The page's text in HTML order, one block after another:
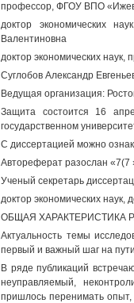
профессор, ФГОУ ВПО
доктор экономических
Валентиновна
доктор экономических
Суглобов Александр
Ведущая организация:
Защита состоится 16
государственном
С диссертацией можно
Автореферат разослан «7(7
Ученый секретарь
доктор экономических
ОБЩАЯ ХАРАКТЕРИСТИКА
Актуальность темы
первый и важный шаг на
В ряде публикаций
неуправляемый,
пришлось перенимать опыт,